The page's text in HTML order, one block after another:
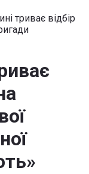
триває відбір